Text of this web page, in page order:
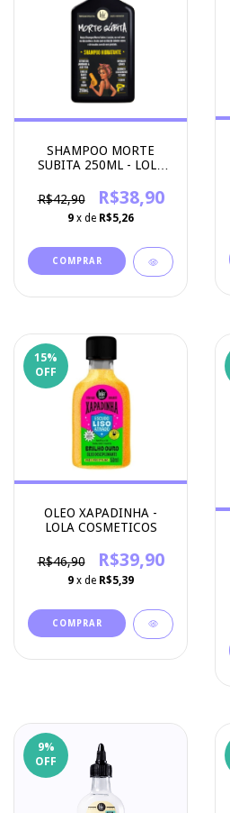
SHAMPOO MORTE
SUBITA 250ML - LOLA
R$42,90
R$38,90
9 x de R$5,26
15%
OFF
OLEO XAPADINHA -
LOLA COSMETICOS
R$46,90 R$39,90
9 x de R$5,39
9%
OFF